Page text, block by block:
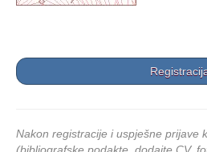
Nakon registracije i uspješne prijave